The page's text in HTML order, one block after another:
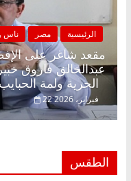
الرئيسية مصر ناس
مقعد شاغر على
عبدالخالق فاروق
الحرية ولمة الحبايب
22 فبراير، 2026
الطقس